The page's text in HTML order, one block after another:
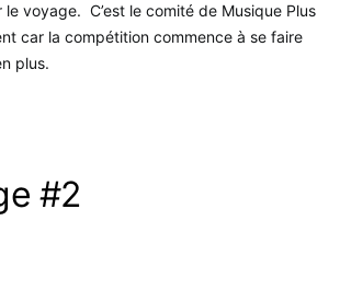
voyage. C’est le comité de Musique Plus
car la compétition commence à se faire
plus.
#2